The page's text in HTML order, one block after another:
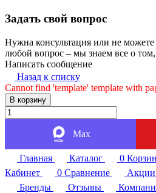
Задать свой вопрос
Нужна консультация или не можете
любой вопрос – мы знаем все о
Написать сообщение
Назад к списку
Cannot find 'template' template with
В корзину
Max
Главная Каталог 0
Кабинет
0 Сравнение Акции
Бренды
Отзывы